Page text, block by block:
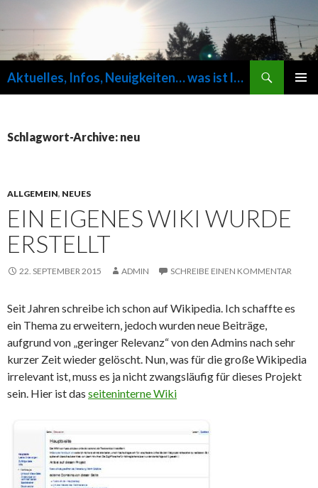
Aktuelles, Infos, Neuigkeiten… was ist los auf fuersvolk.de ?
Schlagwort-Archive: neu
ALLGEMEIN, NEUES
EIN EIGENES WIKI WURDE
ERSTELLT
22. SEPTEMBER 2015 ADMIN SCHREIBE EINEN KOMMENTAR
Seit Jahren schreibe ich schon auf Wikipedia. Ich schaffte es
ein Thema zu erweitern, jedoch wurden neue Beiträge,
aufgrund von „geringer Relevanz“ von den Admins nach sehr
kurzer Zeit wieder gelöscht. Nun, was für die große Wikipedia
irrelevant ist, muss es ja nicht zwangsläufig für dieses Projekt
sein. Hier ist das seiteninterne Wiki